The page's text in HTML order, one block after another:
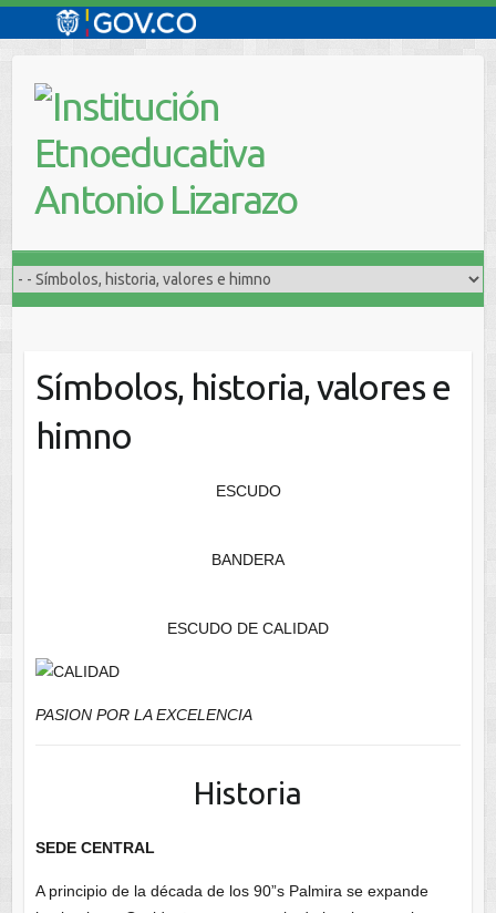
contenido
Símbolos, historia, valores e
himno
ESCUDO
BANDERA
ESCUDO DE CALIDAD
PASION POR LA EXCELENCIA
Historia
SEDE CENTRAL
A principio de la década de los 90”s Palmira se expande